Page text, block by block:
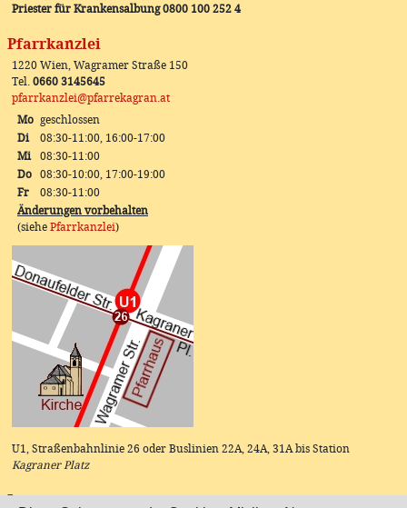
Priester für Krankensalbung 0800 100 252 4
Pfarrkanzlei
1220 Wien, Wagramer Straße 150
Tel. 0660 3145645
pfarrkanzlei@pfarrekagran.at
Mo geschlossen
Di
08:30-11:00, 16:00-17:00
Mi
08:30-11:00
Do
08:30-10:00, 17:00-19:00
Fr
08:30-11:00
Änderungen vorbehalten
(siehe Pfarrkanzlei)
U1, Straßenbahnlinie 26 oder Buslinien 22A, 24A, 31A bis Station
Kagraner Platz
Instagram